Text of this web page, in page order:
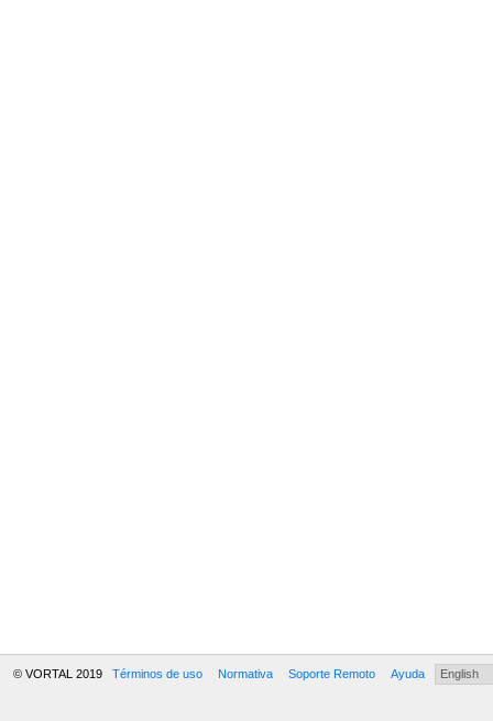
© VORTAL 2019 Términos de uso Normativa Soporte Remoto Ayuda